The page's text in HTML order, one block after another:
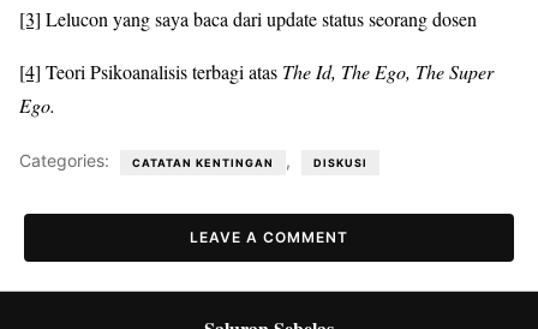
[3] Lelucon yang saya baca dari update status seorang dosen
[4] Teori Psikoanalisis terbagi atas The Id, The Ego, The Super
Ego.
Categories: CATATAN KENTINGAN , DISKUSI
LEAVE A COMMENT